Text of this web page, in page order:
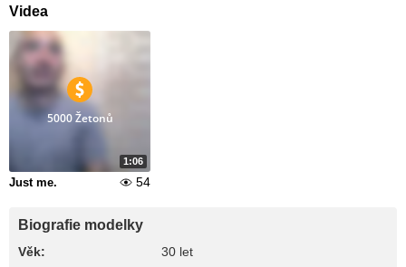
Videa
1:06
5000 Žetonů
Just me. 54
Biografie modelky
Věk: 30 let